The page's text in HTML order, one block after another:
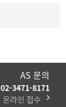
AS 문의
02-3471-8171
온라인 접수